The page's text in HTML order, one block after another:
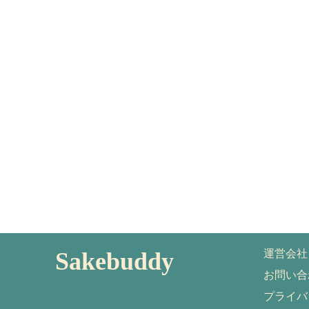
Sakebuddy
運営会社
お問い
プライ